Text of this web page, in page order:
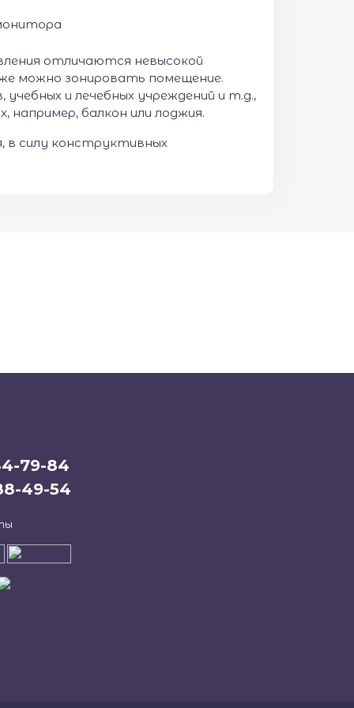
отличаются невысокой
можно зонировать помещение.
и лечебных учреждений и т.д.,
балкон или лоджия.
в силу конструктивных
79-84
49-54